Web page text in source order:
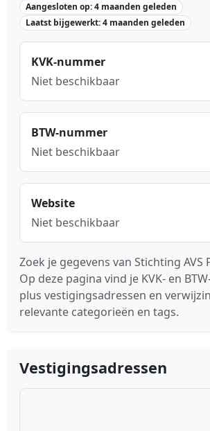
Aangesloten op: 4 maanden geleden
Laatst bijgewerkt: 4 maanden geleden
KVK-nummer
Niet beschikbaar
BTW-nummer
Niet beschikbaar
Website
Niet beschikbaar
Zoek je gegevens van Stichting AVS
Op deze pagina vind je KVK- en
plus vestigingsadressen en
relevante categorieën en tags.
Vestigingsadressen